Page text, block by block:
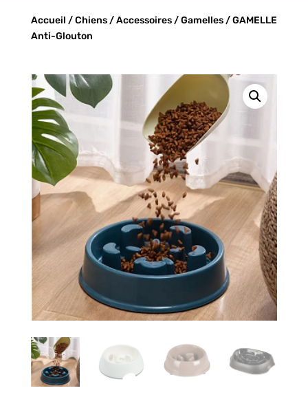
Accueil /Chiens/Accessoires/Gamelles/ GAMELLE
Anti-Glouton